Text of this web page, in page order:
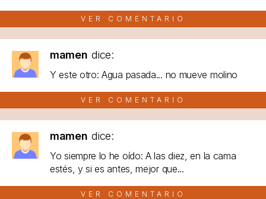
VER COMENTARIO
mamen dice:
Y este otro: Agua pasada... no mueve molino
VER COMENTARIO
mamen dice:
Yo siempre lo he oído: A las diez, en la cama
estés, y si es antes, mejor que...
VER COMENTARIO